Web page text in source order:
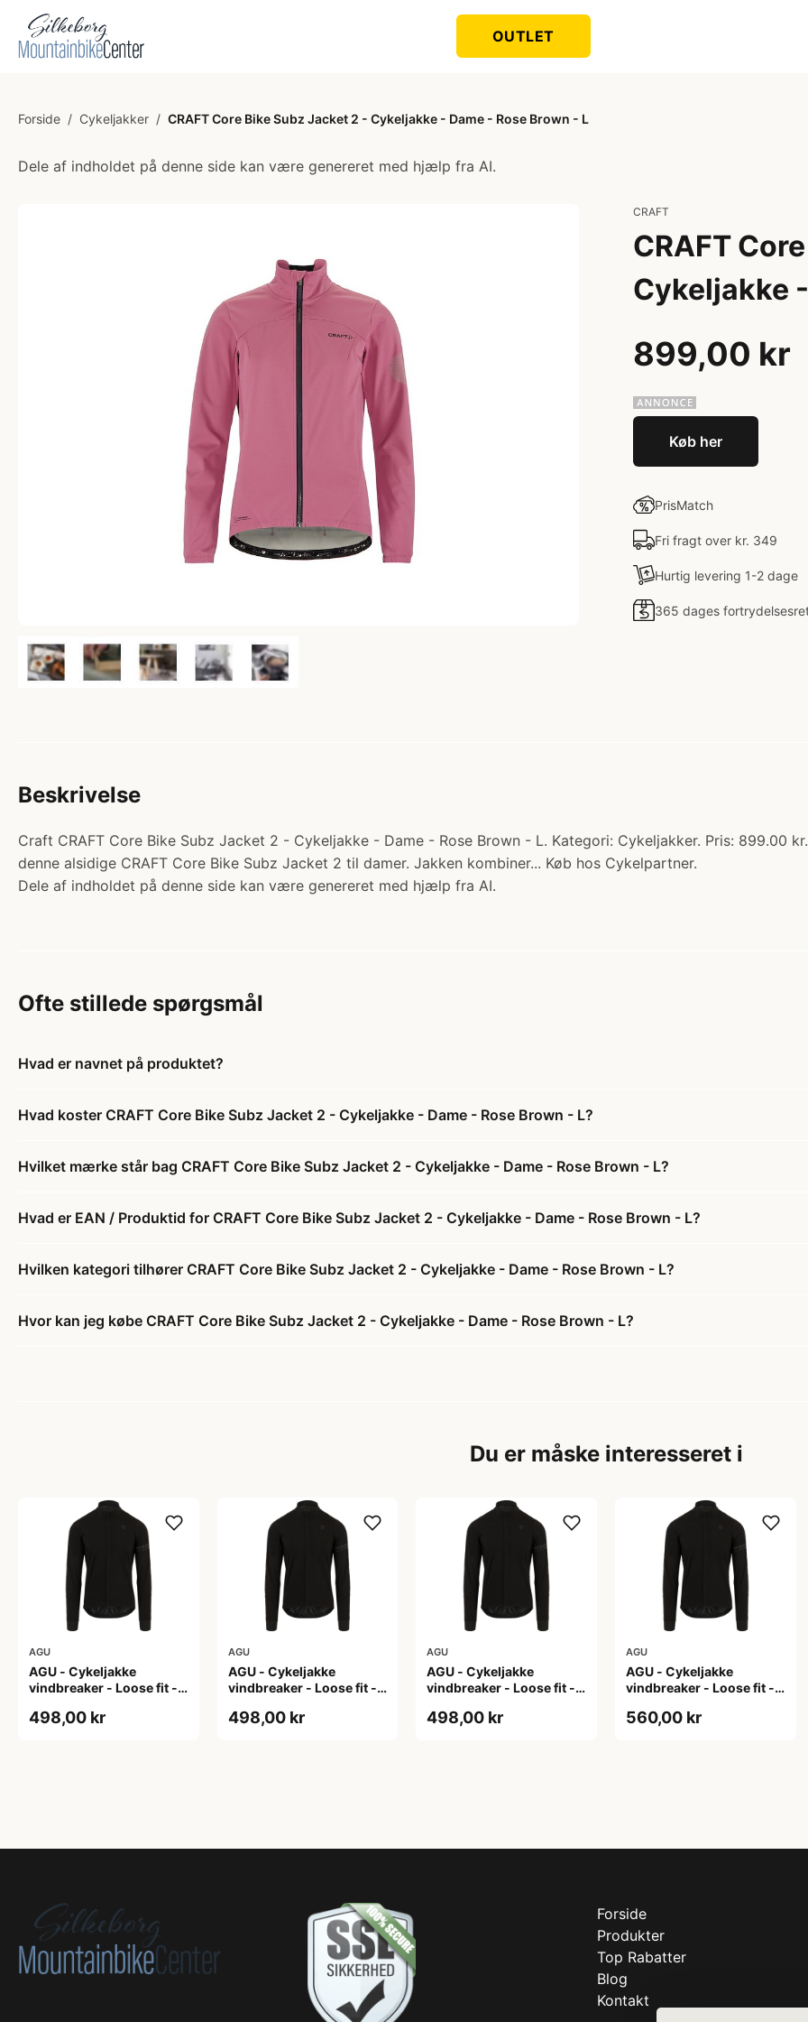
OUTLET
Forside / Cykeljakker / CRAFT Core Bike Subz Jacket 2 - Cykeljakke - Dame - Rose Brown - L
Dele af indholdet på denne side kan være genereret med hjælp fra AI.
CRAFT
CRAFT
Cykeljakke
899,00 kr
Køb her
PrisMatch
Fri fragt over kr. 349
Hurtig levering 1-2 dage
365 dages
Beskrivelse
Craft CRAFT Core Bike Subz Jacket 2 - Cykeljakke - Dame - Rose Brown - L. Kategori: Cykeljakker. Pris: 899.00
denne alsidige CRAFT Core Bike Subz Jacket 2 til damer. Jakken kombiner... Køb hos Cykelpartner.
Dele af indholdet på denne side kan være genereret med hjælp fra AI.
Ofte stillede spørgsmål
Hvad er navnet på produktet?
Hvad koster CRAFT Core Bike Subz Jacket 2 - Cykeljakke - Dame - Rose Brown - L?
Hvilket mærke står bag CRAFT Core Bike Subz Jacket 2 - Cykeljakke - Dame - Rose Brown - L?
Hvad er EAN / Produktid for CRAFT Core Bike Subz Jacket 2 - Cykeljakke - Dame - Rose Brown - L?
Hvilken kategori tilhører CRAFT Core Bike Subz Jacket 2 - Cykeljakke - Dame - Rose Brown - L?
Hvor kan jeg købe CRAFT Core Bike Subz Jacket 2 - Cykeljakke - Dame - Rose Brown - L?
Du er måske interesseret i
AGU
AGU - Cykeljakke
vindbreaker - Loose fit -
498,00 kr
AGU
AGU - Cykeljakke
vindbreaker - Loose fit -
498,00 kr
AGU
AGU - Cykeljakke
vindbreaker - Loose fit -
498,00 kr
AGU
AGU - Cykeljakke
vindbreaker - Loose fit -
560,00 kr
Forside
Produkter
Top Rabatter
Blog
Kontakt